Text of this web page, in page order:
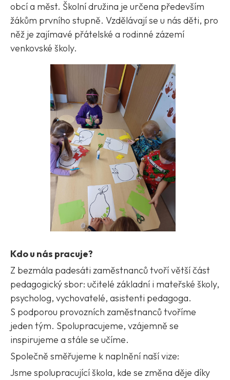
obcí a měst. Školní družina je určena především
žákům prvního stupně. Vzdělávají se u nás děti, pro
něž je zajímavé přátelské a rodinné zázemí
venkovské školy.
Kdo u nás pracuje?
Z bezmála padesáti zaměstnanců tvoří větší část
pedagogický sbor: učitelé základní i mateřské školy,
psycholog, vychovatelé, asistenti pedagoga.
S podporou provozních zaměstnanců tvoříme
jeden tým. Spolupracujeme, vzájemně se
inspirujeme a stále se učíme.
Společně směřujeme k naplnění naší vize:
Jsme spolupracující škola, kde se změna děje díky